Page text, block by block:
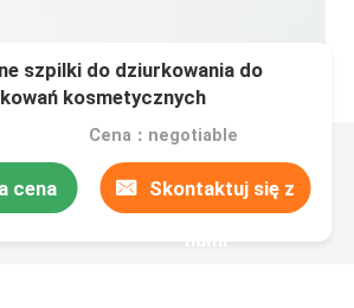
szpilki do dziurkowania do
kosmetycznych
Cena：negotiable
cena Skontaktuj się z
nami